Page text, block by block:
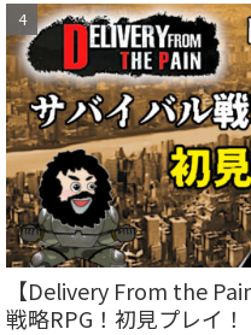
【Delivery From the
戦略RPG！初見プレイ！